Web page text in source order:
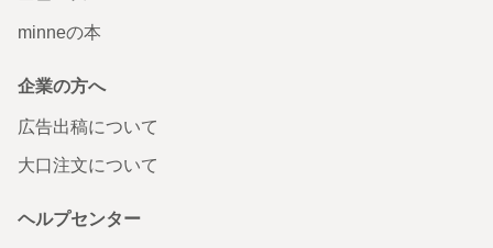
minneの本
企業の方へ
広告出稿について
大口注文について
ヘルプセンター